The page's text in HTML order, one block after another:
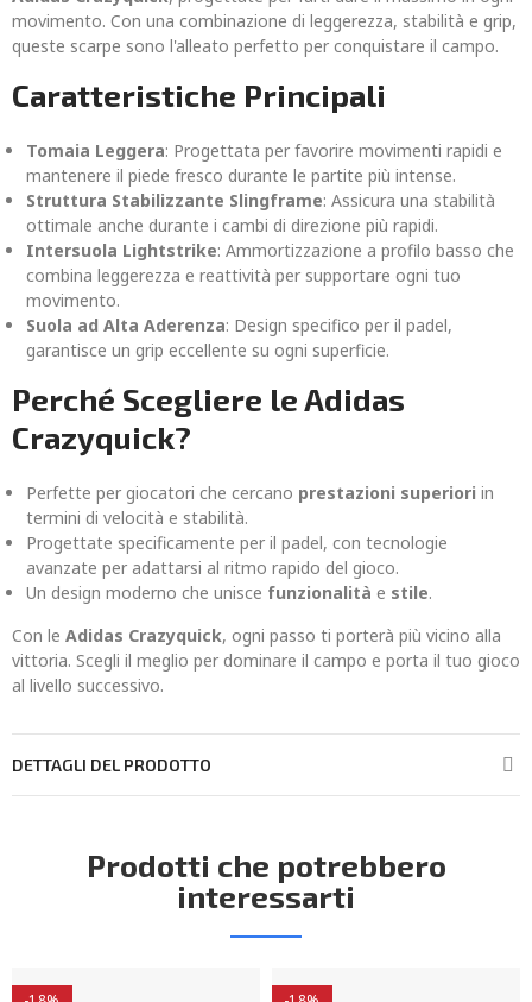
movimento. Con una combinazione di leggerezza, stabilità e grip,
queste scarpe sono l'alleato perfetto per conquistare il campo.
Caratteristiche Principali
Tomaia Leggera: Progettata per favorire movimenti rapidi e
mantenere il piede fresco durante le partite più intense.
Struttura Stabilizzante Slingframe: Assicura una stabilità
ottimale anche durante i cambi di direzione più rapidi.
Intersuola Lightstrike: Ammortizzazione a profilo basso che
combina leggerezza e reattività per supportare ogni tuo
movimento.
Suola ad Alta Aderenza: Design specifico per il padel,
garantisce un grip eccellente su ogni superficie.
Perché Scegliere le Adidas
Crazyquick?
Perfette per giocatori che cercano prestazioni superiori in
termini di velocità e stabilità.
Progettate specificamente per il padel, con tecnologie
avanzate per adattarsi al ritmo rapido del gioco.
Un design moderno che unisce funzionalità e stile.
Con le Adidas Crazyquick, ogni passo ti porterà più vicino alla
vittoria. Scegli il meglio per dominare il campo e porta il tuo gioco
al livello successivo.
DETTAGLI DEL PRODOTTO
Prodotti che potrebbero
interessarti